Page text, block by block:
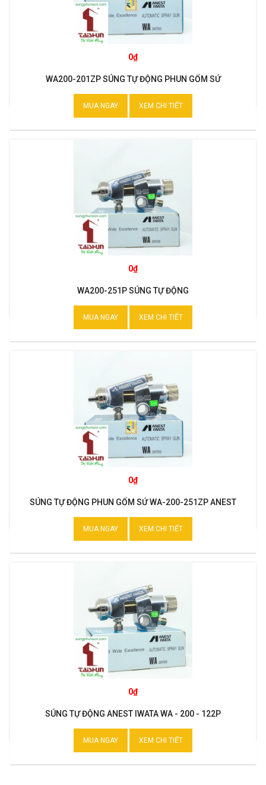
0₫
WA200-201ZP SÚNG TỰ ĐỘNG PHUN GỐM SỨ
MUA NGAY XEM CHI TIẾT
0₫
WA200-251P SÚNG TỰ ĐỘNG
MUA NGAY XEM CHI TIẾT
0₫
SÚNG TỰ ĐỘNG PHUN GỐM SỨ WA-200-251ZP ANEST
MUA NGAY XEM CHI TIẾT
0₫
SÚNG TỰ ĐỘNG ANEST IWATA WA - 200 - 122P
MUA NGAY XEM CHI TIẾT